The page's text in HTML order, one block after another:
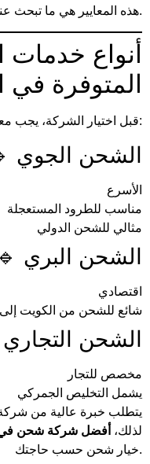
📌 هذه المعايير هي ما تبحث عنه محركات البحث والعملاء معًا.
المتوفرة في
قبل اختيار الشركة، يجب معرفة نوع الخدمة التي تحتاجها:
🔹 الشحن الجوي
الأسرع
مناسب للطرود المستعجلة
مثالي للشحن الدولي
🔹 الشحن البري
اقتصادي
شائع للشحن من الكويت إلى
🔹 الشحن التجاري
مخصص للتجار
يشمل التخليص الجمركي
يتطلب خبرة عالية من
👉 لذلك، أفضل شركة شحن في
خيار شحن حسب حاجتك.